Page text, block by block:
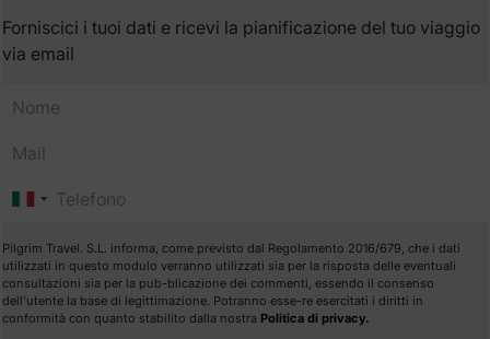
Forniscici i tuoi dati e ricevi la pianificazione del tuo viaggio
via email
Pilgrim Travel. S.L. informa, come previsto dal Regolamento 2016/679, che i dati
utilizzati in questo modulo verranno utilizzati sia per la risposta delle eventuali
consultazioni sia per la pub-blicazione dei commenti, essendo il consenso
dell'utente la base di legittimazione. Potranno esse-re esercitati i diritti in
conformità con quanto stabilito dalla nostra Politica di privacy.